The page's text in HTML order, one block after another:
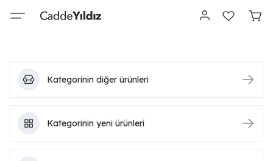
Kategorinin diğer ürünleri
Kategorinin yeni ürünleri